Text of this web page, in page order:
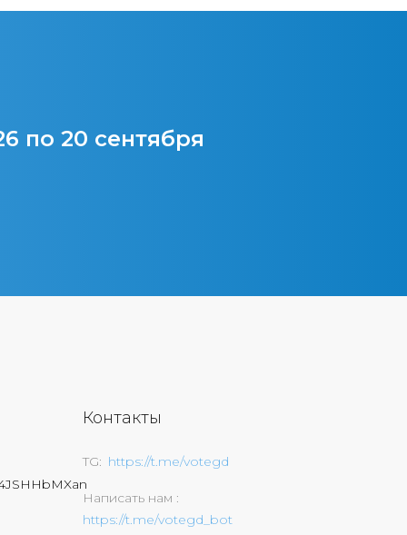
по 20 сентября
Контакты
TG https://t.me/votegd
Написать нам
https://t.me/votegd_bot